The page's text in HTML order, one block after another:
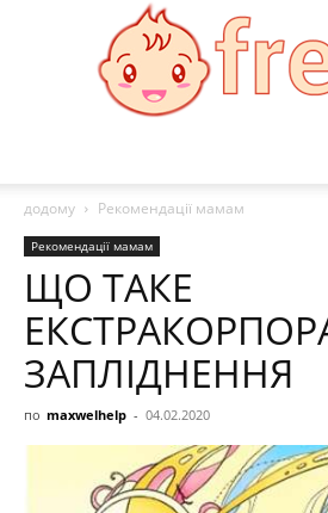
здоровя,
додому Рекомендації мамам
Рекомендації мамам
ЩО ТАКЕ
ЗАПЛІДНЕННЯ
по maxwelhelp - 04.02.2020